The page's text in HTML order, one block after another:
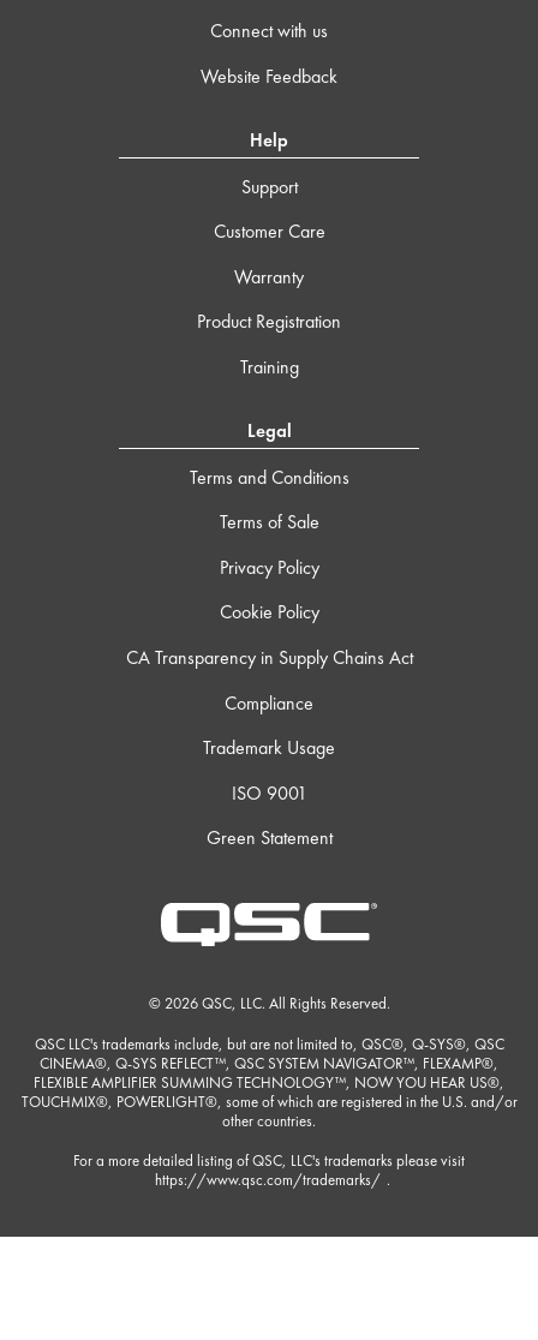
Connect with us
Website Feedback
Help
Support
Customer Care
Warranty
Product Registration
Training
Legal
Terms and Conditions
Terms of Sale
Privacy Policy
Cookie Policy
CA Transparency in Supply Chains Act
Compliance
Trademark Usage
ISO 9001
Green Statement
© 2026 QSC, LLC. All Rights Reserved.
QSC LLC's trademarks include, but are not limited to, QSC®, Q-SYS®, QSC
CINEMA®, Q-SYS REFLECT™, QSC SYSTEM NAVIGATOR™, FLEXAMP®,
FLEXIBLE AMPLIFIER SUMMING TECHNOLOGY™, NOW YOU HEAR US®,
TOUCHMIX®, POWERLIGHT®, some of which are registered in the U.S. and/or
other countries.
For a more detailed listing of QSC, LLC's trademarks please visit
https://www.qsc.com/trademarks/ .